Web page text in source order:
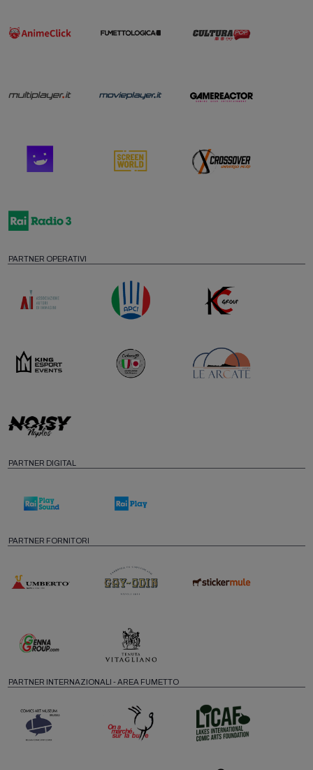
PARTNER OPERATIVI
PARTNER DIGITAL
PARTNER FORNITORI
PARTNER INTERNAZIONALI - AREA FUMETTO